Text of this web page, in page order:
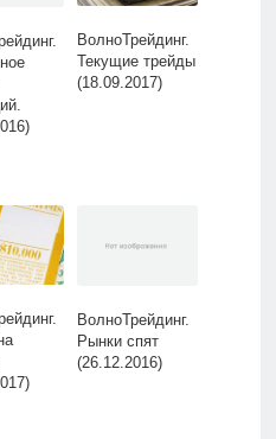
ВолноТрейдинг.
Текущие трейды
(18.09.2017)
ВолноТрейдинг.
Рынки спят
(26.12.2016)